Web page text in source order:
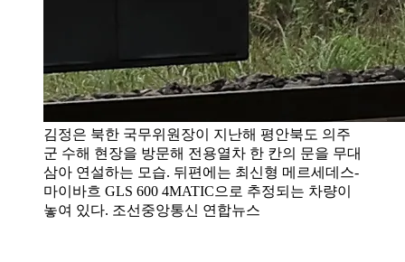
김정은 북한 국무위원장이 지난해 평안북도 의주
군 수해 현장을 방문해 전용열차 한 칸의 문을 무대
삼아 연설하는 모습. 뒤편에는 최신형 메르세데스-
마이바흐 GLS 600 4MATIC으로 추정되는 차량이
놓여 있다. 조선중앙통신 연합뉴스